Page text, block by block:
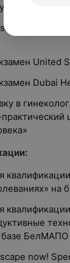
и
United
Dubai
в
на
базе БелМАПО
now!